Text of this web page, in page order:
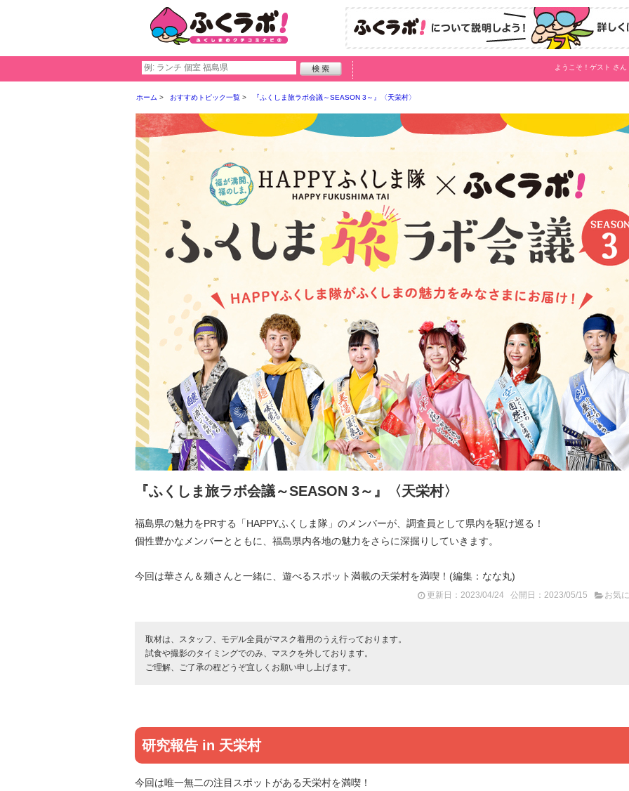
ようこそ！ ゲスト さん
ホーム おすすめトピック一覧 『ふくしま旅ラボ会議～SEASON 3～』〈天栄村〉
『ふくしま旅ラボ会議～SEASON 3～』〈天栄村〉
福島県の魅力をPRする「HAPPYふくしま隊」のメンバーが、調査員として県内を駆け巡る！
個性豊かなメンバーとともに、福島県内各地の魅力をさらに深掘りしていきます。
今回は華さん＆麺さんと一緒に、遊べるスポット満載の天栄村を満喫！(編集：なな丸)
更新日：2023/04/24 公開日：2023/05/15 お気
取材は、スタッフ、モデル全員がマスク着用のうえ行っております。
試食や撮影のタイミングでのみ、マスクを外しております。
ご理解、ご了承の程どうぞ宜しくお願い申し上げます。
研究報告 in 天栄村
今回は唯一無二の注目スポットがある天栄村を満喫！